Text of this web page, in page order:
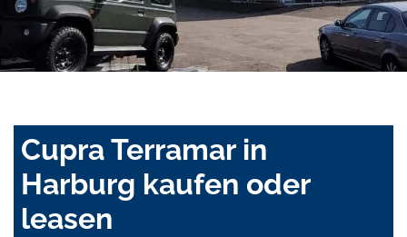
Cupra Terramar in
Harburg kaufen oder
leasen